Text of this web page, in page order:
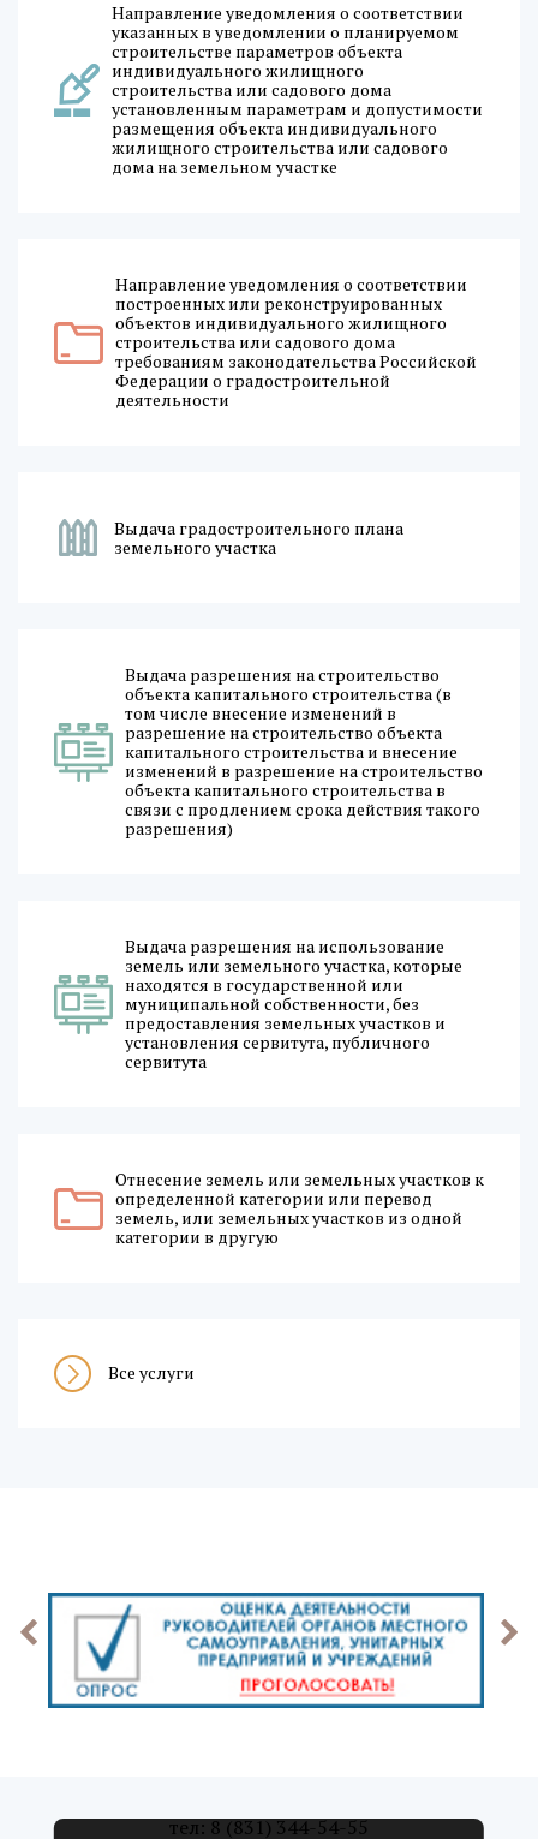
Направление уведомления о соответствии
указанных в уведомлении о планируемом
строительстве параметров объекта
индивидуального жилищного
строительства или садового дома
установленным параметрам и допустимости
размещения объекта индивидуального
жилищного строительства или садового
дома на земельном участке
Направление уведомления о соответствии
построенных или реконструированных
объектов индивидуального жилищного
строительства или садового дома
требованиям законодательства Российской
Федерации о градостроительной
деятельности
Выдача градостроительного плана
земельного участка
Выдача разрешения на строительство
объекта капитального строительства (в
том числе внесение изменений в
разрешение на строительство объекта
капитального строительства и внесение
изменений в разрешение на строительство
объекта капитального строительства в
связи с продлением срока действия такого
разрешения)
Выдача разрешения на использование
земель или земельного участка, которые
находятся в государственной или
муниципальной собственности, без
предоставления земельных участков и
установления сервитута, публичного
сервитута
Отнесение земель или земельных участков к
определенной категории или перевод
земель, или земельных участков из одной
категории в другую
Все услуги
тел: 8 (831) 344-54-55